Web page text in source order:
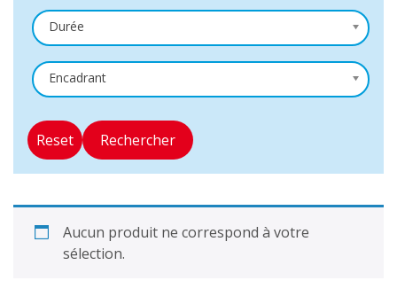
Durée
Encadrant
Reset Rechercher
Aucun produit ne correspond à votre
sélection.